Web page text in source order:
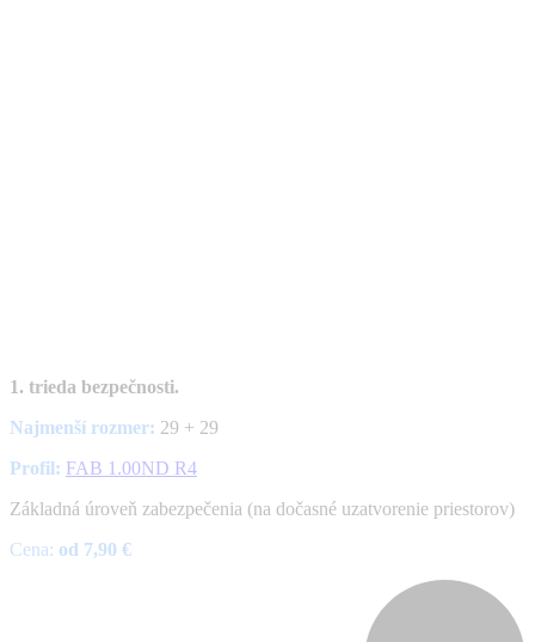
1. trieda bezpečnosti.
Najmenší rozmer: 29 + 29
Profil: FAB 1.00ND R4
Základná úroveň zabezpečenia (na dočasné uzatvorenie priestorov)
Cena: od 7,90 €